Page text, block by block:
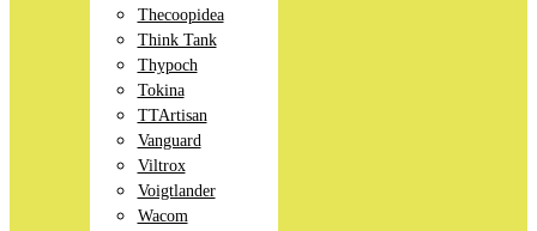
Thecoopidea
Think Tank
Thypoch
Tokina
TTArtisan
Vanguard
Viltrox
Voigtlander
Wacom